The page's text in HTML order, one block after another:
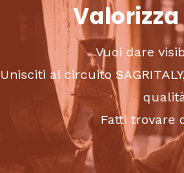
Vuoi dare
Unisciti al circuito
Fatti trovare